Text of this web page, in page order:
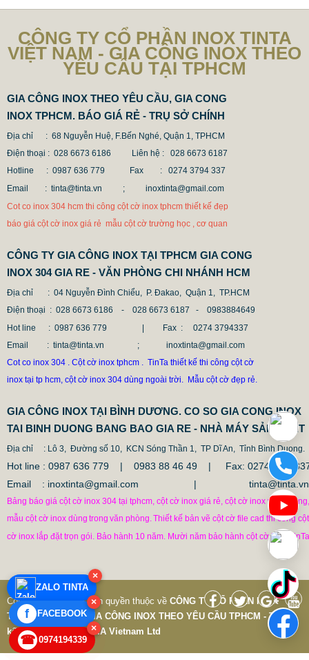
×
ZALO TINTA
×
f FACEBOOK
×
☎ 0974194339
MẪU CỘT CỜ INOX ĐẸP GIÁ RẺ
2.896.700 VNĐ2.986.700 VNĐ
Mẫu: MAU COT CO INOX 304
CỘT INOX 304 NÂNG HẠ
685.700 VNĐ865.700 VNĐ
Mẫu: COT INOX 304 SUS
CÔNG TY CỔ PHẦN INOX TINTA
VIỆT NAM - GIA CÔNG INOX THEO
YÊU CẦU TẠI TPHCM
GIA CÔNG INOX THEO YÊU CẦU, GIA CONG
INOX TPHCM. BÁO GIÁ RẺ - TRỤ SỞ CHÍNH
Địa chỉ : 68 Nguyễn Huệ, F.Bến Nghé, Quận 1, TPHCM
Điện thoại : 028 6673 6186
Liên hệ : 028 6673 6187
Hotline : 0987 636 779 Fax
: 0274 3794 337
Email : tinta@tinta.vn ;
inoxtinta@gmail.com
Cot co inox 304 hcm thi công cột cờ inox tphcm thiết kế đẹp
báo giá cột cờ inox giá rẻ mẫu cột cờ trường học , cơ quan
CÔNG TY GIA CÔNG INOX TẠI TPHCM GIA CONG
INOX 304 GIA RE - VĂN PHÒNG CHI NHÁNH HCM
Địa chỉ
: 04 Nguyễn Đình Chiểu, P. Đakao, Quận 1, TP.HCM
Điện thoại : 028 6673 6186 - 028 6673 6187 -
0983884649
Hot line
: 0987 636 779 | Fax :
0274 3794337
Email
: tinta@tinta.vn ; inoxtinta@gmail.com
Cot co inox 304 . Cột cờ inox tphcm . TinTa thiết kế thi công cột cờ
inox tại tp hcm, cột cờ inox 304 dùng ngoài trời. Mẫu cột cờ đẹp rẻ.
GIA CÔNG INOX TẠI BÌNH DƯƠNG. CO SO GIA CONG INOX
TAI BINH DUONG BANG BAO GIA RE - NHÀ MÁY SẢN XUẤT
Địa chỉ : Lô 3, Đường số 10, KCN Sóng Thần 1, TP Dĩ An, Tỉnh Bình Duong.
Hot line : 0987 636 779 | 0983 88 46 49 |
Fax:
Email : inoxtinta@gmail.com | tinta@tinta.vn
Bảng báo giá cột cờ inox 304 tại tphcm, cột cờ inox giá rẻ, cột cờ inox văn phòng,
mẫu cột cờ inox dùng trong văn phòng.Thiết kế bản vẽ cột cờ file cad thi công cột
cờ inox lắp đặt trọn gói. Bảo hành 10 năm. Mười năm bảo hành cột cờ inox
Copyright © 7-2019 Bản quyền thuộc về CÔNG TY CỔ PHẦN INOX
TINTA VIỆT NAM|GIA CÔNG INOX THEO YÊU CẦU TPHCM - Thiết
kế và phát triển bởi P.A Vietnam Ltd